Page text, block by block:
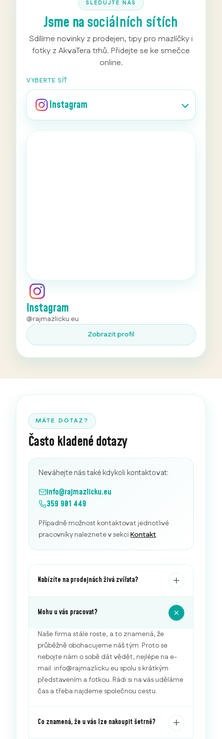
SLEDUJTE NÁS
Jsme na sociálních sítích
Sdílíme novinky z prodejen, tipy pro mazlíčky i
fotky z AkvaTera trhů. Přidejte se ke smečce
online.
VYBERTE SÍŤ
Instagram
Instagram
@rajmazlicku.eu
Zobrazit profil
MÁTE DOTAZ?
Často kladené dotazy
Neváhejte nás také kdykoli kontaktovat:
info@rajmazlicku.eu
359 901 449
Případně možnost kontaktovat jednotlivé
pracovníky naleznete v sekci Kontakt.
Nabízíte na prodejnách živá zvířata?
Mohu u vás pracovat?
Naše firma stále roste, a to znamená, že
průběžně obohacujeme náš tým. Proto se
nebojte nám o sobě dát vědět, nejlépe na e-
mail: info@rajmazlicku.eu spolu s krátkým
představením a fotkou. Rádi si na vás uděláme
čas a třeba najdeme společnou cestu.
Co znamená, že u vás lze nakoupit šetrně?